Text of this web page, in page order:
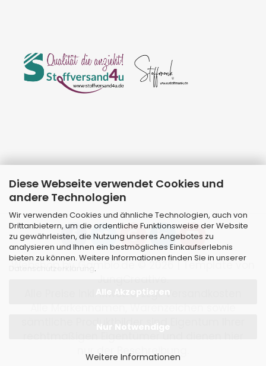
Diese Webseite verwendet Cookies und
andere Technologien
Wir verwenden Cookies und ähnliche Technologien, auch von
Drittanbietern, um die ordentliche Funktionsweise der Website
zu gewährleisten, die Nutzung unseres Angebotes zu
analysieren und Ihnen ein bestmögliches Einkaufserlebnis
bieten zu können. Weitere Informationen finden Sie in unserer
.
Alle Akzeptieren
Nur Notwendige
Weitere Informationen
Webshopby Gambio.de © 2026 | Template von
Alle Preise inkl. MwSt. & zzgl. Versandkosten
sämtliche Produktbilder sind Eigentum Ihrer
nur der Beschreibung.